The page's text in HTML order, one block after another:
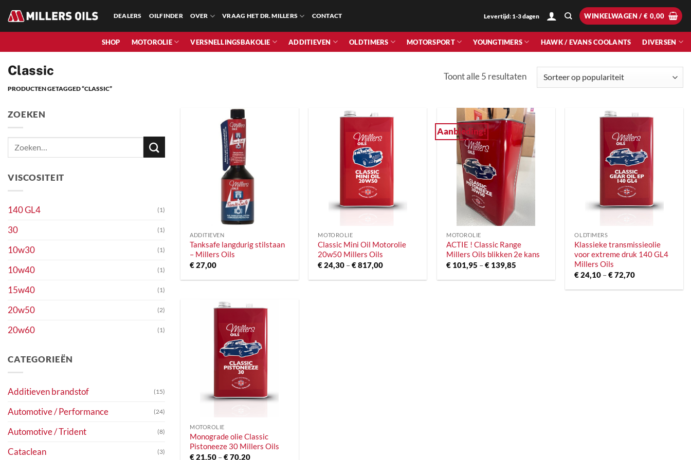
content
DEALERS OILFINDER OVER VRAAG HET DR. MILLERS CONTACT Levertijd: 1-3 dagen WINKELWAGEN /€ 0,00
SHOP MOTOROLIE VERSNELLINGSBAKOLIE ADDITIEVEN OLDTIMERS MOTORSPORT YOUNGTIMERS HAWK / EVANS COOLANTS DIVERSEN
Classic
PRODUCTEN GETAGGED “CLASSIC”
Toont alle 5 resultatenGesorteerd
ZOEKEN
VISCOSITEIT
140 GL4 (1)
30 (1)
10w30 (1)
10w40 (1)
15w40 (1)
20w50 (2)
20w60 (1)
CATEGORIEËN
Additieven brandstof (15)
Automotive / Performance (24)
Automotive / Trident (8)
Cataclean (3)
ADDITIEVEN
Tanksafe langdurig stilstaan
– Millers Oils
€27,00
MOTOROLIE
Classic Mini Oil Motorolie
20w50 Millers Oils
€24,30 –€817,00Prijsklasse:
tot
Aanbieding!
MOTOROLIE
ACTIE ! Classic Range
Millers Oils blikken 2e kans
€101,95 –€139,85Prijsklasse:
tot
OLDTIMERS
Klassieke transmissieolie
voor extreme druk 140 GL4
Millers Oils
€24,10 –€72,70Prijsklasse:
tot
MOTOROLIE
Monograde olie Classic
Pistoneeze 30 Millers Oils
€21,50 –€70,20Prijsklasse: